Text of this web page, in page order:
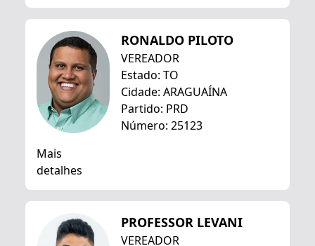
RONALDO PILOTO
VEREADOR
Estado: TO
Cidade: ARAGUAÍNA
Partido: PRD
Número: 25123
Mais
detalhes
PROFESSOR LEVANI
VEREADOR